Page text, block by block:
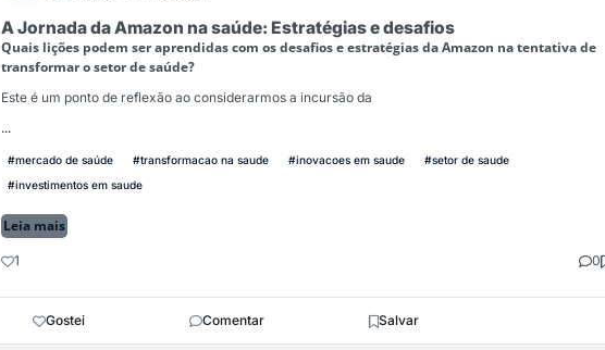
A Jornada da Amazon na saúde: Estratégias e desafios
Quais lições podem ser aprendidas com os desafios e estratégias da Amazon na tentativa de
transformar o setor de saúde?
Este é um ponto de reflexão ao considerarmos a incursão da
...
#mercado de saúde #transformacao na saude #inovacoes em saude
#setor de saude
#investimentos em saude
Leia mais
1 0
Gostei Comentar Salvar